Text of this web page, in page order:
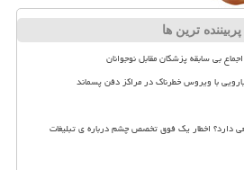
پربیننده ترین ها
بی سابقه پزشکان مقابل نوجوانان
با ویروس خطرناک در مراکز دفن پسماند
دارد؟ اخطار یک فوق تخصص چشم درباره ی تبلیغات